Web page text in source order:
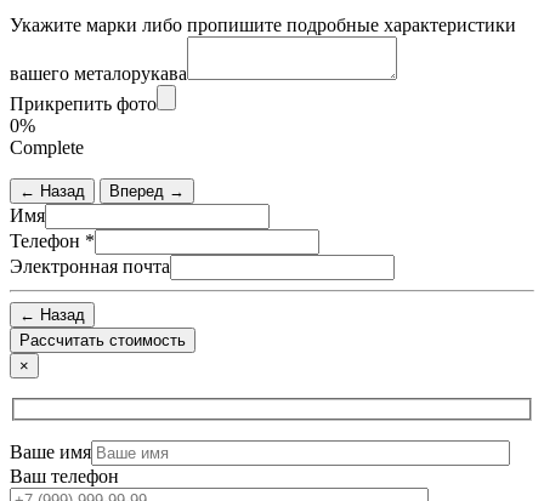
Укажите марки либо пропишите подробные характеристики
вашего металорукава
Прикрепить фото
0%
Complete
← Назад Вперед →
Имя
Телефон *
Электронная почта
← Назад
×
Ваше имя
Ваш телефон